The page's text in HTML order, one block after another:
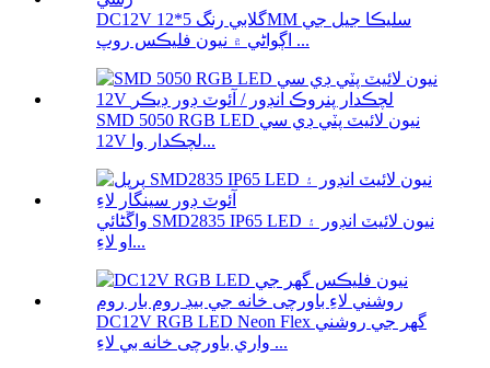
DC12V گلابي رنگ 5*12MM سليڪا جيل جي
اڳواڻي ۾ نيون فليڪس روپ ...
SMD 5050 RGB LED نيون لائيٽ پٽي ڊي سي
12V لچڪدار وا...
واڱڻائي SMD2835 IP65 LED نيون لائيٽ انڊور ۽
او لاءِ...
DC12V RGB LED Neon Flex گھر جي روشني
واري باورچی خانه بي لاءِ ...